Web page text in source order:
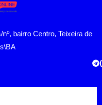
bairro Centro, Teixeira de